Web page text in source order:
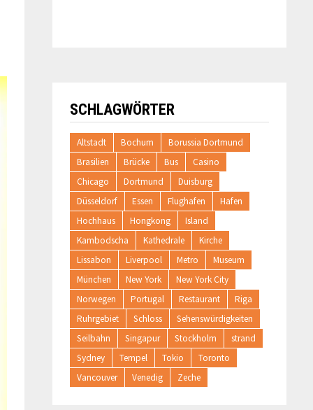
SCHLAGWÖRTER
Altstadt Bochum
Borussia Dortmund
Brasilien
Brücke Bus
Casino
Chicago
Dortmund
Duisburg
Düsseldorf
Essen Flughafen
Hafen
Hochhaus
Hongkong
Island
Kambodscha
Kathedrale
Kirche
Lissabon
Liverpool Metro
Museum
München
New York
New York City
Norwegen
Portugal Restaurant
Riga
Ruhrgebiet
Schloss
Sehenswürdigkeiten
Seilbahn
Singapur Stockholm
strand
Sydney
Tempel Tokio
Toronto
Vancouver
Venedig Zeche